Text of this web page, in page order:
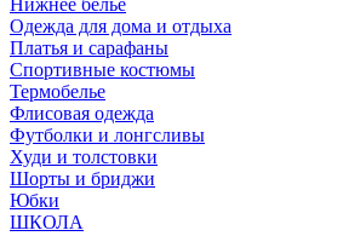
Нижнее белье
Одежда для дома и отдыха
Платья и сарафаны
Спортивные костюмы
Термобелье
Флисовая одежда
Футболки и лонгсливы
Худи и толстовки
Шорты и бриджи
Юбки
ШКОЛА